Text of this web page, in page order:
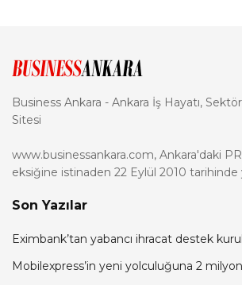
Business Ankara - Ankara İş Hayatı,
Sitesi
www.businessankara.com, Ankara'daki
eksiğine istinaden 22 Eylül 2010 tarihinde
Son Yazılar
Eximbank’tan yabancı ihracat destek
Mobilexpress’in yeni yolculuğuna 2 milyon